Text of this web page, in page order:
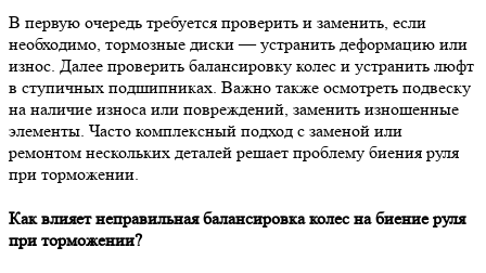
В первую очередь требуется проверить и заменить, если
необходимо, тормозные диски — устранить деформацию или
износ. Далее проверить балансировку колес и устранить люфт
в ступичных подшипниках. Важно также осмотреть подвеску
на наличие износа или повреждений, заменить изношенные
элементы. Часто комплексный подход с заменой или
ремонтом нескольких деталей решает проблему биения руля
при торможении.
Как влияет неправильная балансировка колес на биение руля
при торможении?